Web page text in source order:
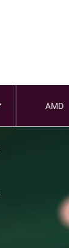
AMD